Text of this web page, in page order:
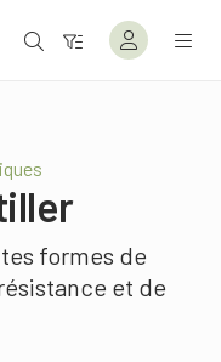
formes de
et de